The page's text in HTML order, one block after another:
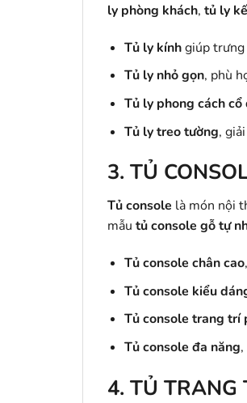
ly phòng khách, tủ ly
Tủ ly kínhgiúp trưng
Tủ ly nhỏ gọn, phù
Tủ ly phong cách cổ
Tủ ly treo tường,
3. TỦ
Tủ console là món nội
mẫu tủ console gỗ tự
Tủ console chân cao
Tủ console kiểu
Tủ console trang trí
Tủ console đa năng
4. TỦ TRANG